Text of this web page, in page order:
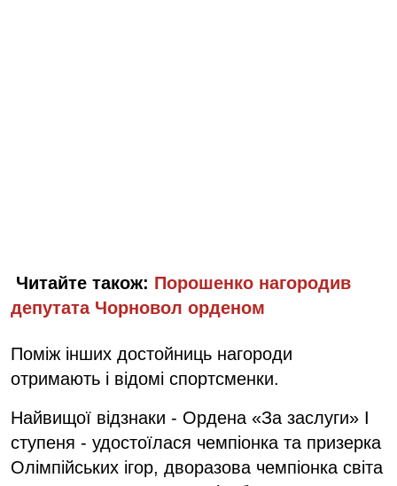
Читайте також: Порошенко нагородив
депутата Чорновол орденом
Поміж інших достойниць нагороди
отримають і відомі спортсменки.
Найвищої відзнаки - Ордена «За заслуги» І
ступеня - удостоїлася чемпіонка та призерка
Олімпійських ігор, дворазова чемпіонка світа